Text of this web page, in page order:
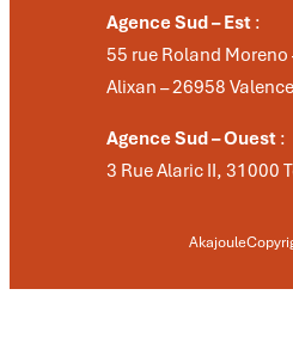
Agence Sud – Est :
55 rue Roland Moreno
Alixan – 26958
Agence Sud – Ouest :
3 Rue Alaric II, 31000
Akajoule